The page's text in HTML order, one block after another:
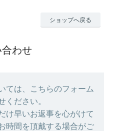
ショップへ戻る
わせ
ては、こちらのフォーム
ください。
け早いお返事を心がけて
時間を頂戴する場合がご